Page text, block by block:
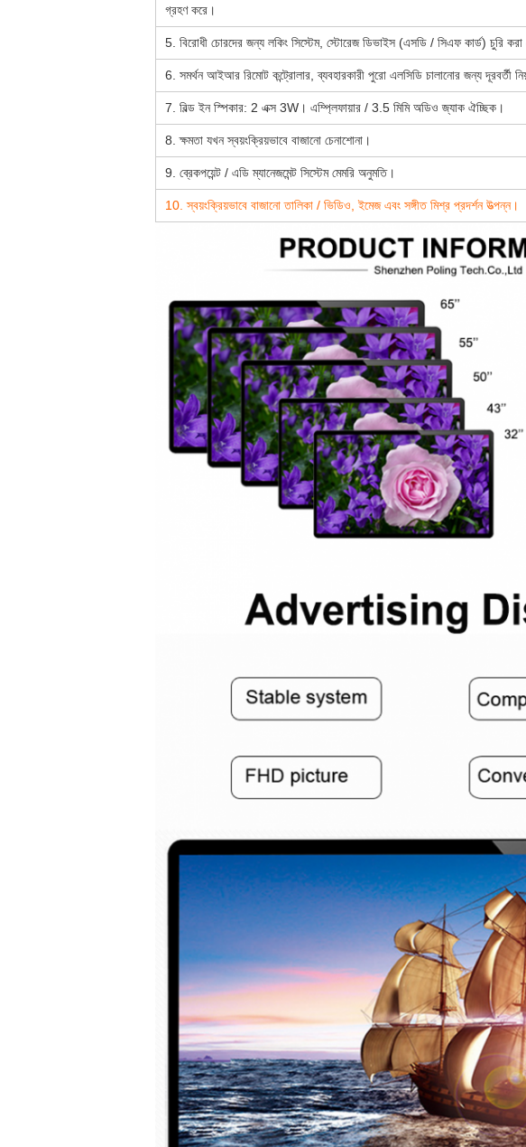
গ্রহণ করে।
5. বিরোধী চোরদের জন্য লকিং সিস্টেম, স্টোরেজ ডিভাইস (এসডি / সিএফ কার্ড) চুরি
6. সমর্থন আইআর রিমোট কন্ট্রোলার, ব্যবহারকারী পুরো এলসিডি চালানোর জন্য দূরবর্তী
7. বিল্ড ইন স্পিকার: 2 এক্স 3W। এম্প্লিফায়ার / 3.5 মিমি অডিও জ্যাক ঐচ্ছিক।
8. ক্ষমতা যখন স্বয়ংক্রিয়ভাবে বাজানো চেনাশোনা।
9. ব্রেকপয়েন্ট / এডি ম্যানেজমেন্ট সিস্টেম মেমরি অনুমতি।
10. স্বয়ংক্রিয়ভাবে বাজানো তালিকা / ভিডিও, ইমেজ এবং সঙ্গীত মিশ্র প্রদর্শন উত্পন্ন।